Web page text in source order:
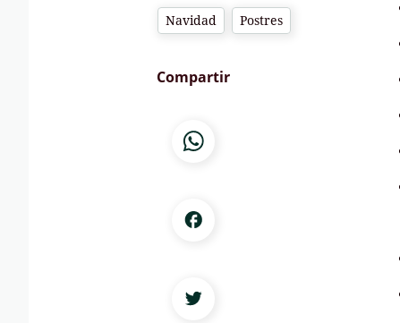
Navidad Postres
Compartir